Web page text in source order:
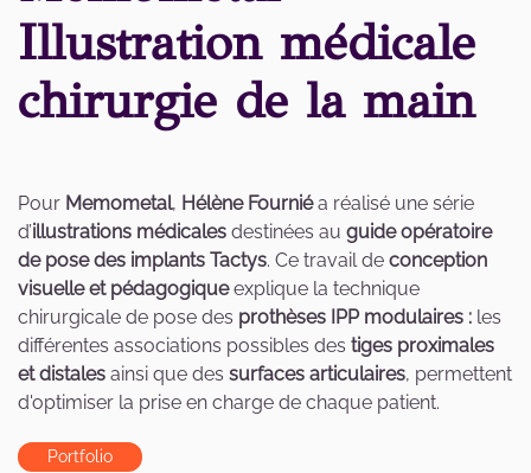
Illustration médicale
chirurgie de la main
Pour Memometal, Hélène Fourniéa réalisé une série
d’illustrations médicales destinées au guide opératoire
de pose des implants Tactys. Ce travail de conception
visuelle et pédagogiqueexplique la technique
chirurgicale de pose des prothèses IPP modulaires : les
différentes associations possibles des tiges proximales
et distales ainsi que des surfaces articulaires, permettent
d'optimiser la prise en charge de chaque patient.
Portfolio